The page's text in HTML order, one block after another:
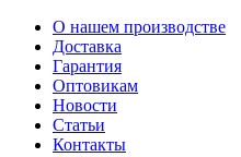
О нашем производстве
Доставка
Гарантия
Оптовикам
Новости
Статьи
Контакты